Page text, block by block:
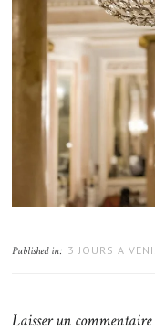
Published in: 3 JOURS A
Laisser un commentaire